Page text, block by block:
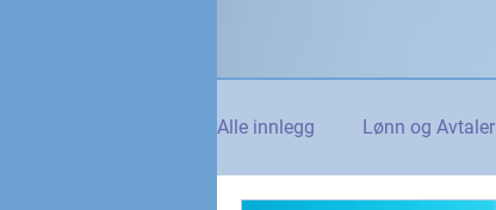
Alle innlegg Lønn og Avtaler